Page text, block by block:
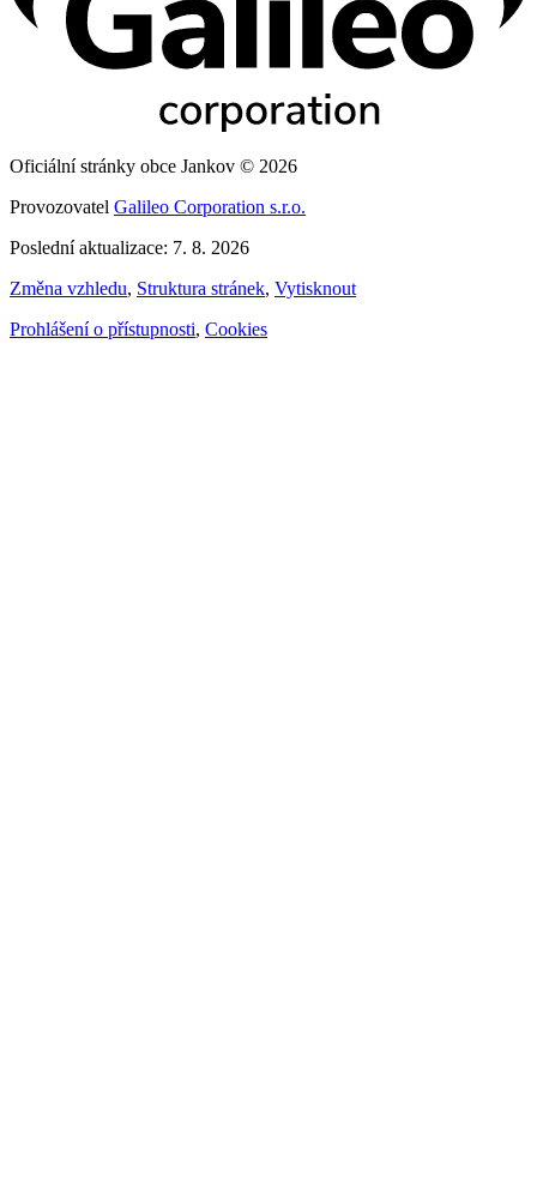
Oficiální stránky obce Jankov © 2026
Provozovatel Galileo Corporation s.r.o.
Poslední aktualizace: 7. 8. 2026
Změna vzhledu, Struktura stránek, Vytisknout
Prohlášení o přístupnosti, Cookies